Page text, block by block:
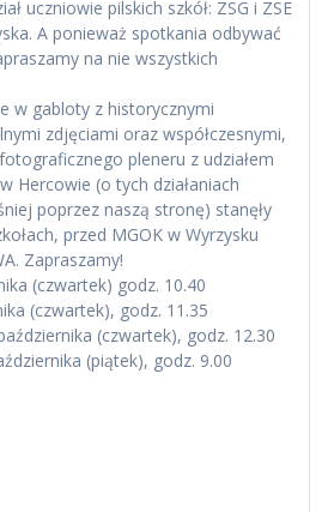
uczniowie pilskich szkół: ZSG i ZSE
A ponieważ spotkania odbywać
na nie wszystkich
w gabloty z historycznymi
zdjęciami oraz współczesnymi,
pleneru z udziałem
Hercowie (o tych działaniach
poprzez naszą stronę) stanęły
przed MGOK w Wyrzysku
Zapraszamy!
(czwartek) godz. 10.40
(czwartek), godz. 11.35
(czwartek), godz. 12.30
(piątek), godz. 9.00